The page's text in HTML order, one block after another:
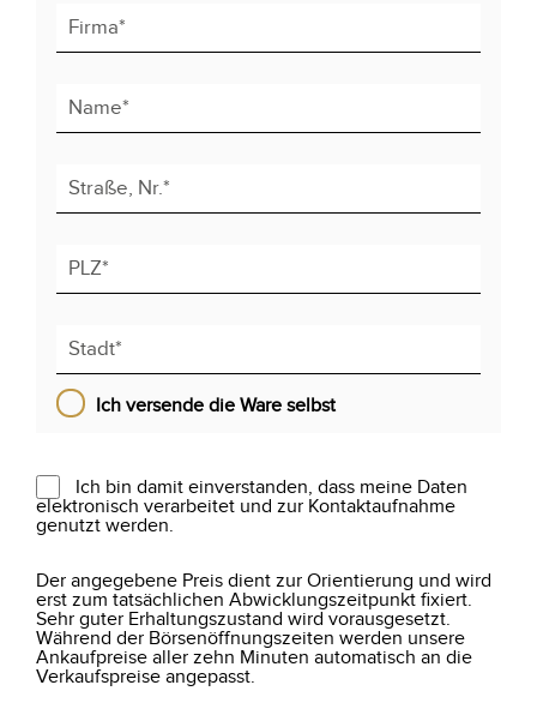
Ich versende die Ware selbst
Ich bin damit einverstanden, dass meine Daten
elektronisch verarbeitet und zur Kontaktaufnahme
genutzt werden.
Der angegebene Preis dient zur Orientierung und wird
erst zum tatsächlichen Abwicklungszeitpunkt fixiert.
Sehr guter Erhaltungszustand wird vorausgesetzt.
Während der Börsenöffnungszeiten werden unsere
Ankaufpreise aller zehn Minuten automatisch an die
Verkaufspreise angepasst.